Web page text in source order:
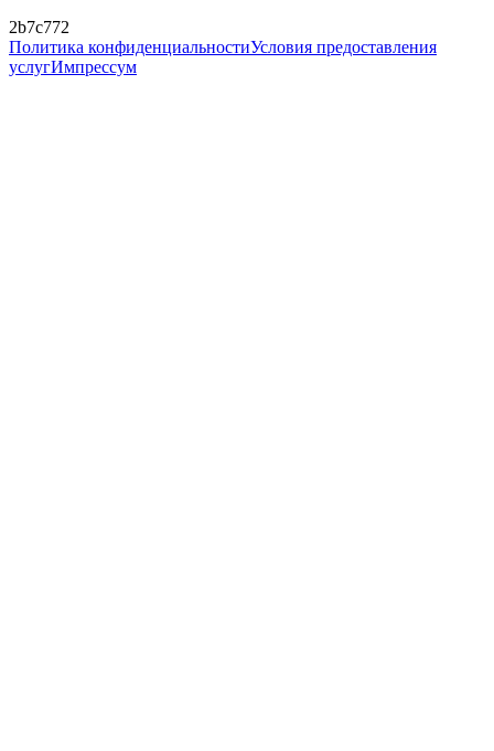
2b7c772
Политика конфиденциальностиУсловия предоставления
услугИмпрессум